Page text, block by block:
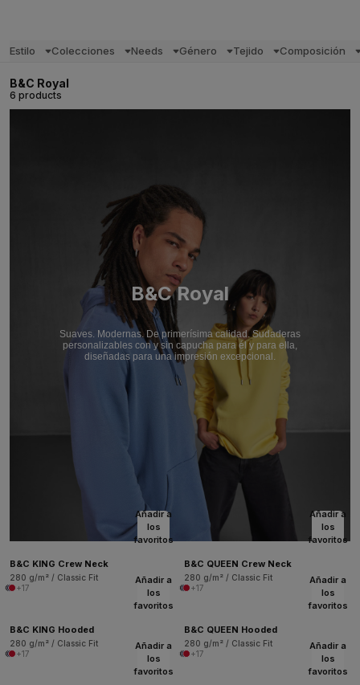
Estilo Colecciones Needs Género Tejido Composición
B&C Royal
6 products
B&C Royal
Suaves. Modernas. De primerísima calidad. Sudaderas
personalizables con y sin capucha para él y para ella,
diseñadas para una impresión excepcional.
Añadir a
los
favoritos
B&C KING Crew Neck
280 g/m² / Classic Fit
+17
Añadir a
los
favoritos
B&C QUEEN Crew Neck
280 g/m² / Classic Fit
+17
Añadir a
los
favoritos
B&C KING Hooded
280 g/m² / Classic Fit
+17
Añadir a
los
favoritos
B&C QUEEN Hooded
280 g/m² / Classic Fit
+17
Añadir a
los
favoritos
Añadir a
los
favoritos